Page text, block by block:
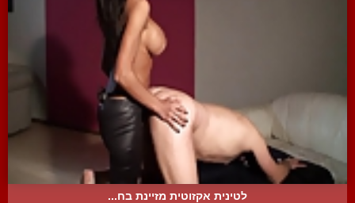
לטינית אקזוטית מזיינת בח...